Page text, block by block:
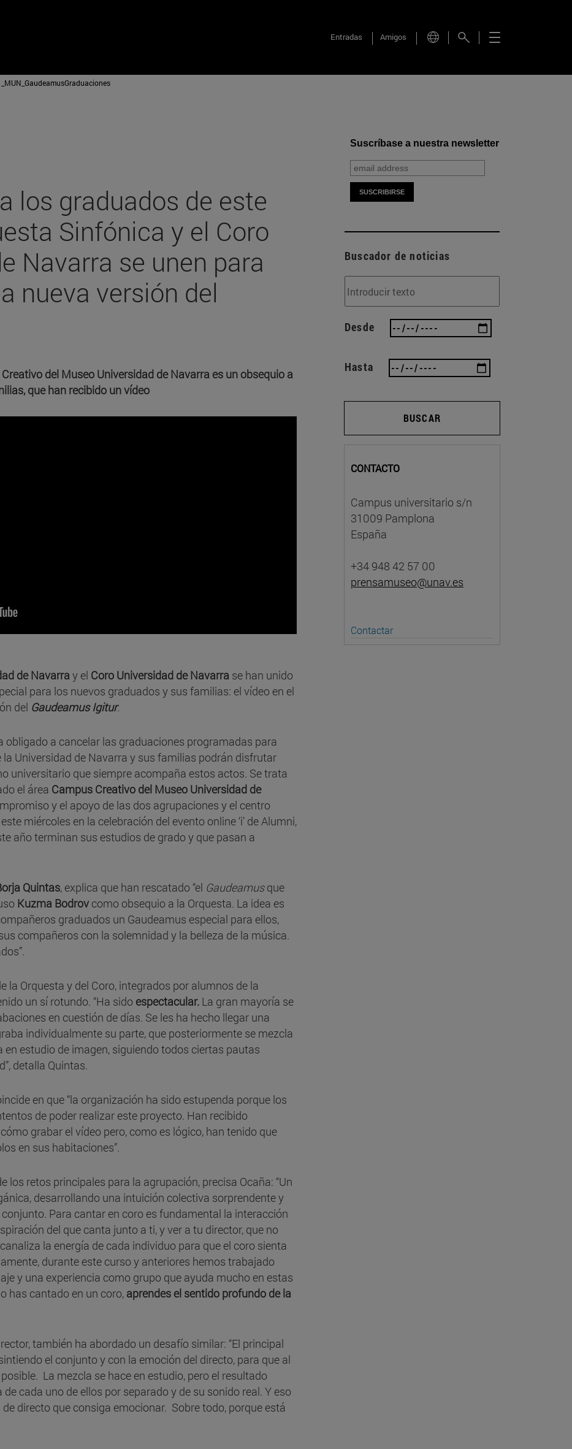
Entradas Amigos
los graduados de este
Sinfónica y el Coro
Navarra se unen para
nueva versión del
del Museo Universidad de Navarra es un obsequio a
que han recibido un vídeo
de Navarra y el Coro Universidad de Navarra se han unido
para los nuevos graduados y sus familias: el vídeo en el
del Gaudeamus Igitur.
obligado a cancelar las graduaciones programadas para
Universidad de Navarra y sus familias podrán disfrutar
universitario que siempre acompaña estos actos. Se trata
el área Campus Creativo del Museo Universidad de
y el apoyo de las dos agrupaciones y el centro
miércoles en la celebración del evento online ‘i’ de Alumni,
año terminan sus estudios de grado y que pasan a
Quintas, explica que han rescatado “el Gaudeamusque
Kuzma Bodrov como obsequio a la Orquesta. La idea es
graduados un Gaudeamus especial para ellos,
compañeros con la solemnidad y la belleza de la música.
la Orquesta y del Coro, integrados por alumnos de la
un sí rotundo. “Ha sido espectacular. La gran mayoría se
en cuestión de días. Se les ha hecho llegar una
individualmente su parte, que posteriormente se mezcla
en estudio de imagen, siguiendo todos ciertas pautas
detalla Quintas.
en que “la organización ha sido estupenda porque los
de poder realizar este proyecto. Han recibido
grabar el vídeo pero, como es lógico, han tenido que
en sus habitaciones”.
los retos principales para la agrupación, precisa Ocaña: “Un
desarrollando una intuición colectiva sorprendente y
Para cantar en coro es fundamental la interacción
del que canta junto a ti, y ver a tu director, que no
la energía de cada individuo para que el coro sienta
durante este curso y anteriores hemos trabajado
y una experiencia como grupo que ayuda mucho en estas
has cantado en un coro, aprendes el sentido profundo de la
también ha abordado un desafío similar: “El principal
el conjunto y con la emoción del directo, para que al
La mezcla se hace en estudio, pero el resultado
cada uno de ellos por separado y de su sonido real. Y eso
directo que consiga emocionar. Sobre todo, porque está
Suscríbase a nuestra newsletter
Buscador de noticias
Desde
Hasta
BUSCAR
CONTACTO
Campus universitario s/n
31009 Pamplona
España
+34 948 42 57 00
prensamuseo@unav.es
Contactar